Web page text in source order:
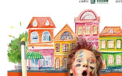
刊登